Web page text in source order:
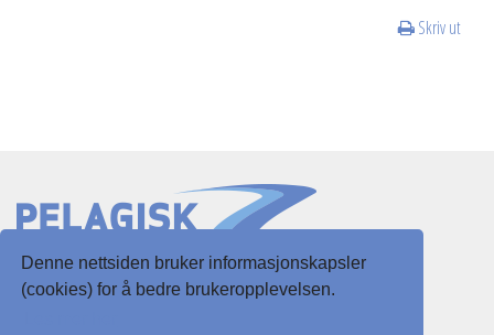
Denne nettsiden bruker informasjonskapsler
(cookies) for å bedre brukeropplevelsen.
Skriv ut
Slottsgaten 3